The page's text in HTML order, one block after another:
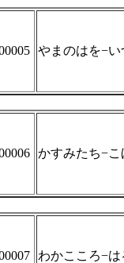
やまのはを−
かすみたち−
わかこころ−